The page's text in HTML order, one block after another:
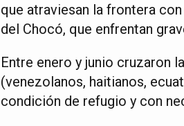
que atraviesan la frontera
del Chocó, que enfrentan
Entre enero y junio cruzaron
(venezolanos, haitianos,
condición de refugio y con